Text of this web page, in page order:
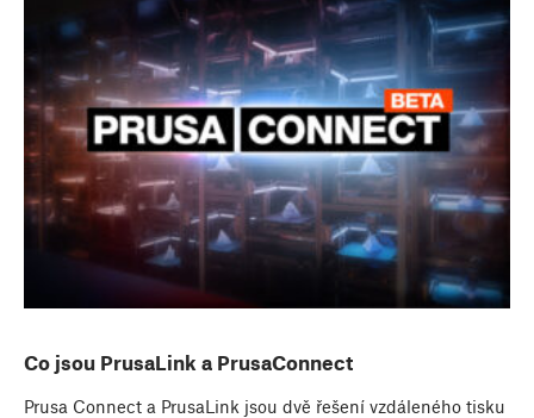
Co jsou PrusaLink a PrusaConnect
Prusa Connect a PrusaLink jsou dvě řešení vzdáleného tisku